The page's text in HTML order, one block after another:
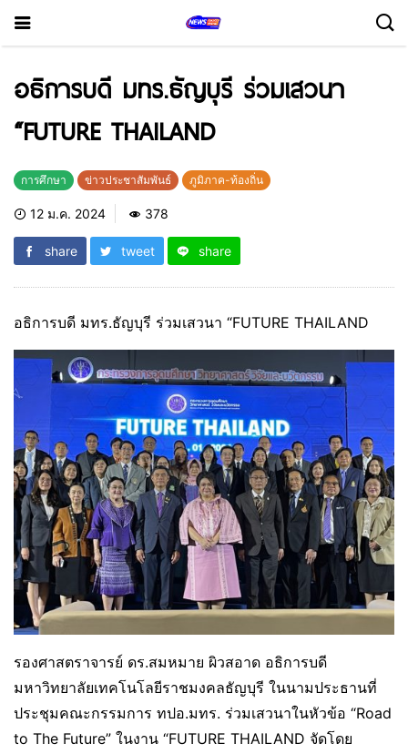
อธิการบดี มทร.ธัญบุรี ร่วมเสวนา
“FUTURE THAILAND
การศึกษา ข่าวประชาสัมพันธ์ ภูมิภาค-ท้องถิ่น
12 ม.ค. 2024 378
share tweet share
อธิการบดี มทร.ธัญบุรี ร่วมเสวนา “FUTURE THAILAND
รองศาสตราจารย์ ดร.สมหมาย ผิวสอาด อธิการบดี
มหาวิทยาลัยเทคโนโลยีราชมงคลธัญบุรี ในนามประธานที่
ประชุมคณะกรรมการ ทปอ.มทร. ร่วมเสวนาในหัวข้อ “Road
to The Future” ในงาน “FUTURE THAILAND จัดโดย